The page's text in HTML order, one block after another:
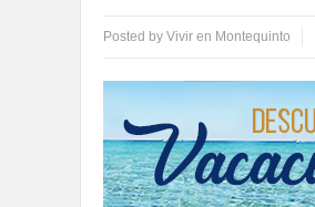
Posted by Vivir en Montequinto